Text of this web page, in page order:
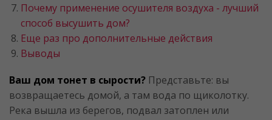
Почему применение осушителя воздуха - лучший
способ высушить дом?
Еще раз про дополнительные действия
Выводы
Ваш дом тонет в сырости? Представьте: вы
возвращаетесь домой, а там вода по щиколотку.
Река вышла из берегов, подвал затоплен или